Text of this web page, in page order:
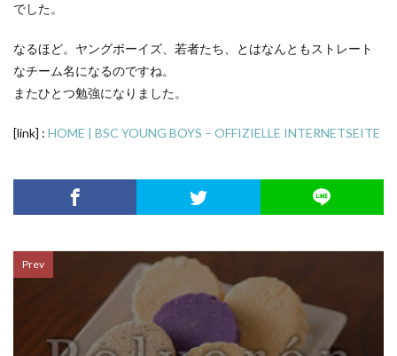
でした。
なるほど。ヤングボーイズ、若者たち、とはなんともストレート
なチーム名になるのですね。
またひとつ勉強になりました。
[link] : HOME | BSC YOUNG BOYS – OFFIZIELLE INTERNETSEITE
Prev